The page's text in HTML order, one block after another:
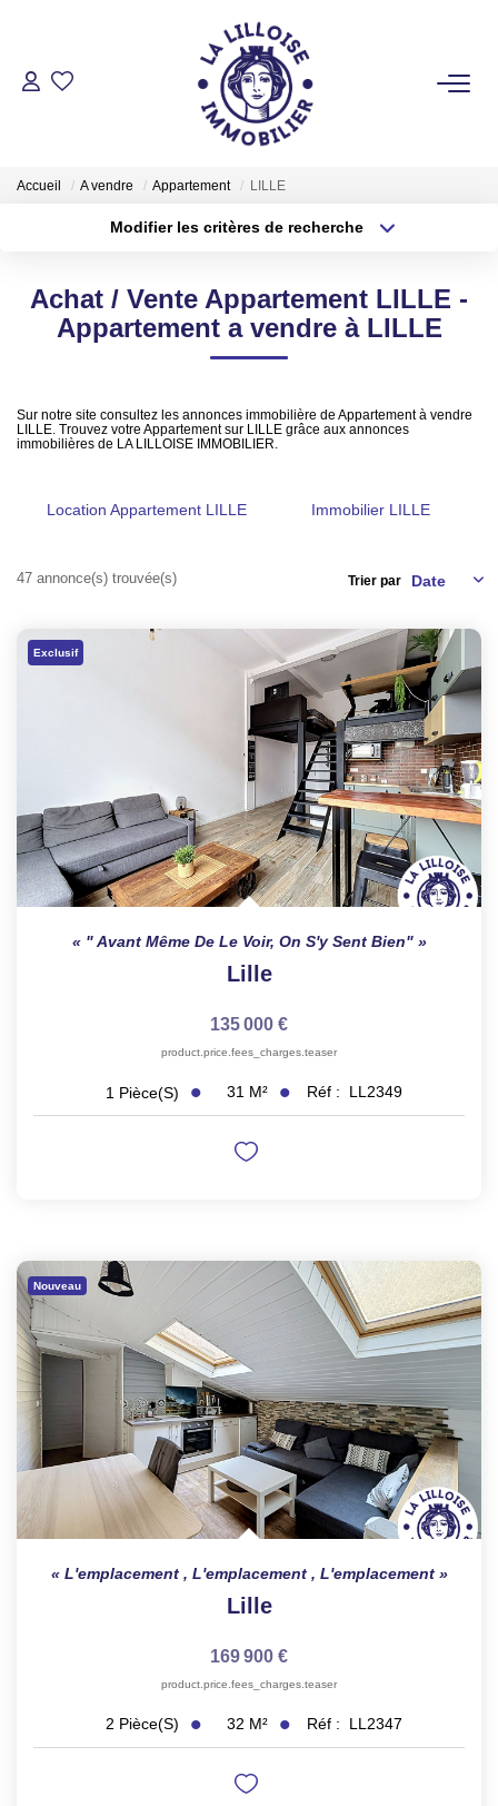
ACHETER
Tous Nos Biens
LOUER
GESTION LOCATIVE
TRANSACTIONS RÉALISÉES
NOTRE AGENCE
EN
Accueil A vendre Appartement LILLE
Modifier les critères de recherche
Sélectionnez...
Type de bien
Surface min
Créer une alerte
Achat / Vente Appartement LILLE -
Appartement a vendre à LILLE
Sur notre site consultez les annonces immobilière de Appartement à vendre
LILLE. Trouvez votre Appartement sur LILLE grâce aux annonces
immobilières de LA LILLOISE IMMOBILIER.
Location Appartement LILLE Immobilier LILLE
47 annonce(s) trouvée(s) Trier par
Exclusif
" Avant Même De Le Voir, On S'y Sent Bien"
Lille
135 000 €
product.price.fees_charges.teaser
1 Pièce(s) 31 M² Réf : LL2349
Nouveau
L'emplacement , L'emplacement , L'emplacement
Lille
169 900 €
product.price.fees_charges.teaser
2 Pièce(s) 32 M² Réf : LL2347